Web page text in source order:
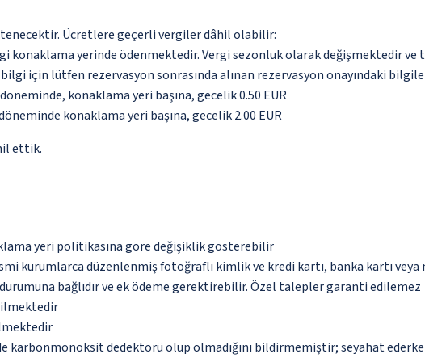
Ücretlere geçerli vergiler dâhil olabilir:
konaklama yerinde ödenmektedir. Vergi sezonluk olarak değişmektedir
için lütfen rezervasyon sonrasında alınan rezervasyon onayındaki
konaklama yeri başına, gecelik 0.50 EUR
konaklama yeri başına, gecelik 2.00 EUR
ettik.
yeri politikasına göre değişiklik gösterebilir
kurumlarca düzenlenmiş fotoğraflı kimlik ve kredi kartı, banka kartı
bağlıdır ve ek ödeme gerektirebilir. Özel talepler garanti edilemez
karbonmonoksit dedektörü olup olmadığını bildirmemiştir; seyahat